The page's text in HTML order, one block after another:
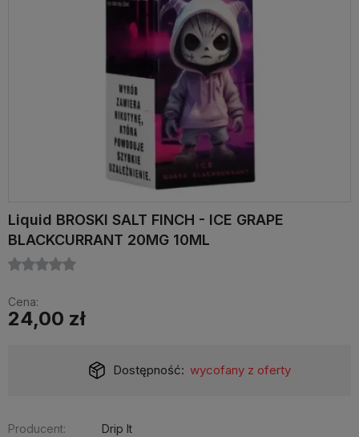
Liquid BROSKI SALT FINCH - ICE GRAPE
BLACKCURRANT 20MG 10ML
Cena:
24,00 zł
Dostępność: wycofany z oferty
Producent:
Drip It